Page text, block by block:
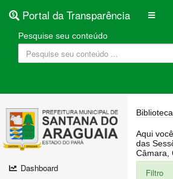
Portal da Transparência
Pesquise seu conteúdo
Dashboard
Aqui você encontra as Leis
das Sessões Plenárias, Regulamentação da LAI, Atos de Julgamento do Governo, Agenda Externa do presidente,
Filtro